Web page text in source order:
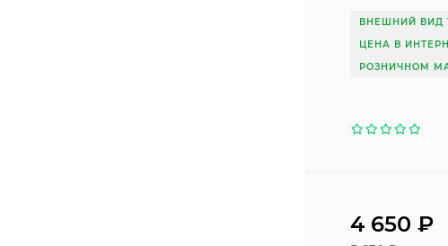
ВНЕШНИЙ ВИД
ЦЕНА В
РОЗНИЧНОМ
4 650₽